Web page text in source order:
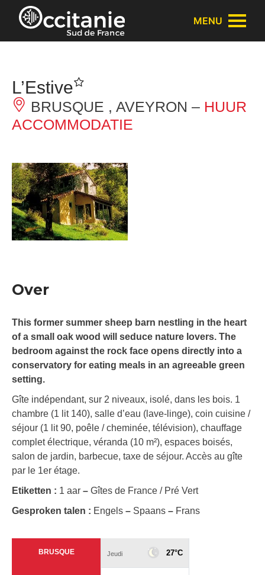
Cookies beheer paneel
MENU
L’Estive
BRUSQUE , AVEYRON – HUUR
ACCOMMODATIE
Over
This former summer sheep barn nestling in the heart
of a small oak wood will seduce nature lovers. The
bedroom against the rock face opens directly into a
conservatory for eating meals in an agreeable green
setting.
Gîte indépendant, sur 2 niveaux, isolé, dans les bois. 1
chambre (1 lit 140), salle d’eau (lave-linge), coin cuisine /
séjour (1 lit 90, poêle / cheminée, télévision), chauffage
complet électrique, véranda (10 m²), espaces boisés,
salon de jardin, barbecue, taxe de séjour. Accès au gîte
par le 1er étage.
Etiketten : 1 aar – Gîtes de France / Pré Vert
Gesproken talen : Engels – Spaans – Frans